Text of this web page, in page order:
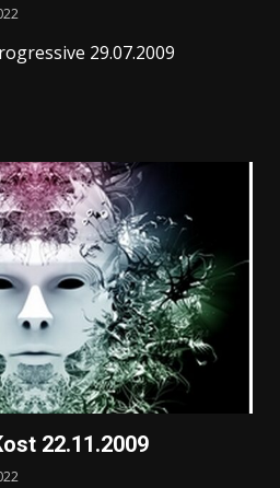
29.07.2009
22.11.2009